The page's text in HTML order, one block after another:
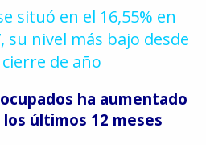
situó en el 16,55% en
su nivel más bajo desde
cierre de año
ha aumentado
los últimos 12 meses